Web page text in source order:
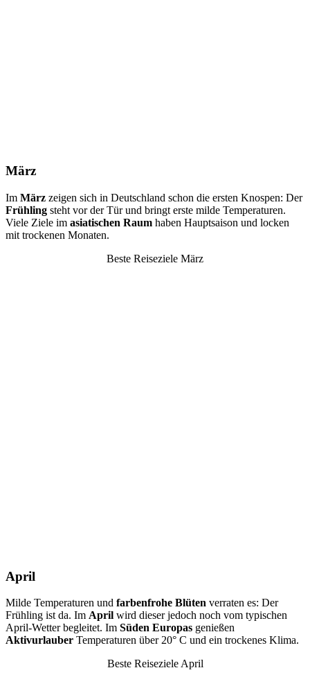
März
Im März zeigen sich in Deutschland schon die ersten Knospen: Der
Frühling steht vor der Tür und bringt erste milde Temperaturen.
Viele Ziele im asiatischen Raum haben Hauptsaison und locken
mit trockenen Monaten.
Beste Reiseziele März
April
Milde Temperaturen und farbenfrohe Blüten verraten es: Der
Frühling ist da. Im April wird dieser jedoch noch vom typischen
April-Wetter begleitet. Im Süden Europas genießen
Aktivurlauber Temperaturen über 20° C und ein trockenes Klima.
Beste Reiseziele April